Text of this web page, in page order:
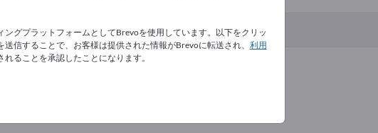
ングプラットフォームとしてBrevoを使用しています。以下をクリッ
送信することで、お客様は提供された情報がBrevoに転送され、 利用
ることを承認したことになります。